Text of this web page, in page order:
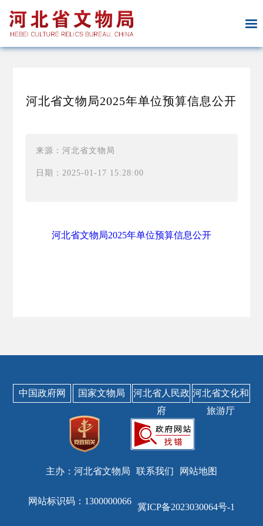
河北省文物局2025年单位预算信息公开
来源：河北省文物局
日期：2025-01-17 15:28:00
河北省文物局2025年单位预算信息公开
中国政府网 国家文物局
河北省人民政
府
河北省文化和
旅游厅
主办：河北省文物局 联系我们 网站地图
网站标识码：1300000066
冀ICP备2023030064号-1